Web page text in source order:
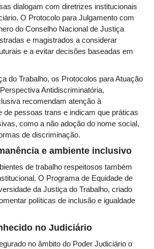
mediação e conciliação – Cejusc 1º e 2º
e Requisições de
Prorrogação de Prazos
dialogam com diretrizes institucionais
O Protocolo para Julgamento com
do Conselho Nacional de Justiça
e magistrados a considerar
e a evitar decisões baseadas em
do Trabalho, os Protocolos para Atuação
Antidiscriminatória,
recomendam atenção à
de pessoas trans e indicam que práticas
como a não adoção do nome social,
de discriminação.
e ambiente inclusivo
de trabalho respeitosos também
O Programa de Equidade de
da Justiça do Trabalho, criado
políticas de inclusão e igualdade
no Judiciário
no âmbito do Poder Judiciário o